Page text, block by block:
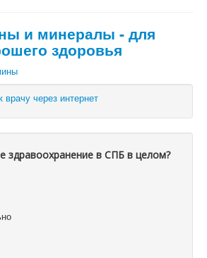
и минералы - для
здоровья
здравоохранение в СПБ в целом?